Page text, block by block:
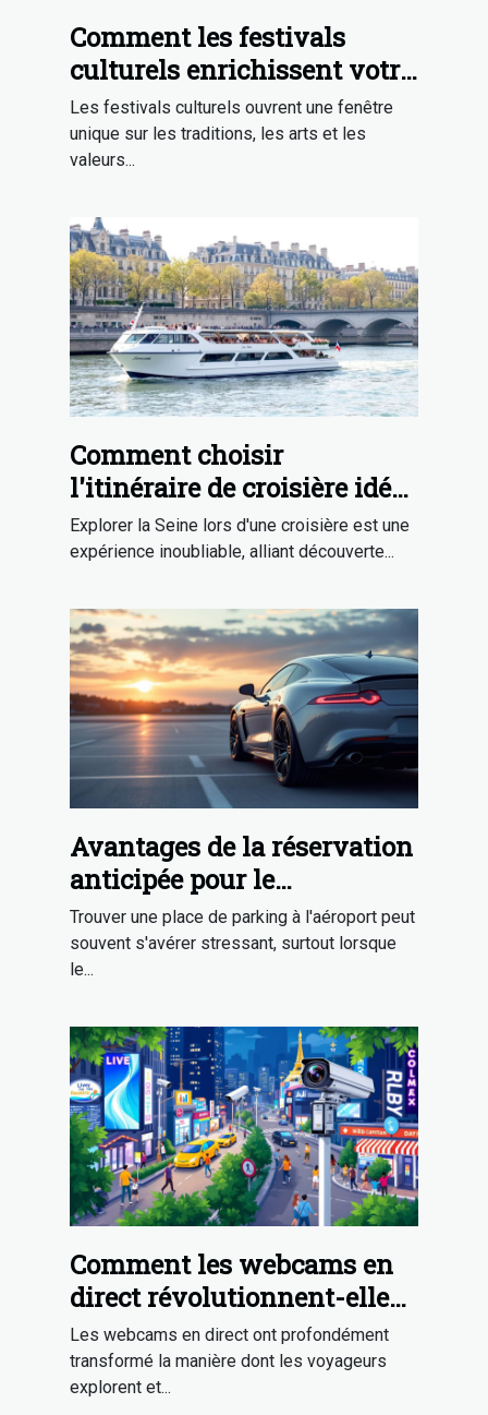
Comment les festivals
culturels enrichissent votre
expérience de voyage ?
Les festivals culturels ouvrent une fenêtre
unique sur les traditions, les arts et les
valeurs...
Comment choisir
l'itinéraire de croisière idéal
sur la Seine ?
Explorer la Seine lors d'une croisière est une
expérience inoubliable, alliant découverte...
Avantages de la réservation
anticipée pour le
stationnement
aéroportuaire
Trouver une place de parking à l'aéroport peut
souvent s'avérer stressant, surtout lorsque
le...
Comment les webcams en
direct révolutionnent-elles
la découverte touristique ?
Les webcams en direct ont profondément
transformé la manière dont les voyageurs
explorent et...